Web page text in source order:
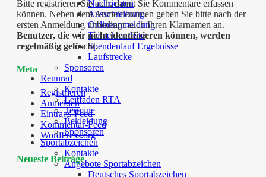
Nachrichten
Ausschreibung
Onlineanmeldung
Teilnehmerliste
Spendenlauf Ergebnisse
Laufstrecke
Sponsoren
Rennrad
Kontakte
Leitfaden RTA
Termine
Bekleidung
Sponsoren
Sportabzeichen
Kontakte
Angebote Sportabzeichen
Deutsches Sportabzeichen
Bitte registrieren Sie sich, damit Sie Kommentare erfassen
können. Neben dem Anmeldenamen geben Sie bitte nach der
ersten Anmeldung unbedingt auch Ihren Klarnamen an.
Benutzer, die wir nicht identifizieren können, werden
regelmäßig gelöscht.
Meta
Registrieren
Anmelden
Eintrags-Feed
Kommentar-Feed
WordPress.org
Neueste Beiträge